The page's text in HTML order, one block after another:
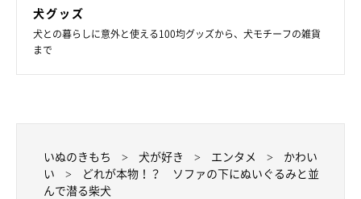
犬グッズ
犬との暮らしに意外と使える100均グッズから、犬モチーフの雑貨
まで
いぬのきもち 犬が好き エンタメ
かわい
い
どれが本物！？ ソファの下にぬいぐるみと並
んで潜る柴犬